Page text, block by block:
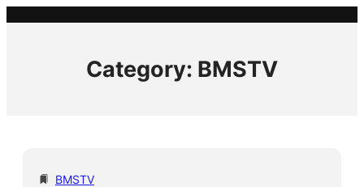
Category: BMSTV
BMSTV